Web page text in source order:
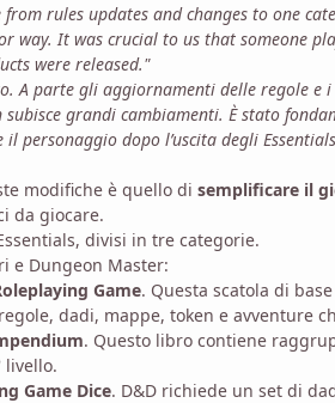
rules updates and changes to one
way. It was crucial to us that someone
were released."
A parte gli aggiornamenti delle regole
grandi cambiamenti. È stato
personaggio dopo l’uscita degli
modifiche è quello di semplificare il
da giocare.
divisi in tre categorie.
e Dungeon Master:
Game. Questa scatola di
dadi, mappe, token e avventure
. Questo libro contiene
livello.
Game Dice. D&D richiede un set di